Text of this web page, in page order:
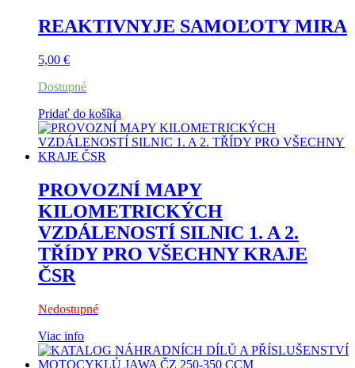
REAKTIVNYJE SAMOĽOTY MIRA
5,00 €
Dostupné
Pridať do košíka
PROVOZNÍ MAPY
KILOMETRICKÝCH
VZDÁLENOSTÍ SILNIC 1. A 2.
TŘÍDY PRO VŠECHNY KRAJE
ČSR
Nedostupné
Viac info